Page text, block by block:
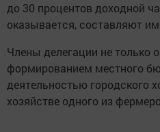
до 30 процентов доходной
оказывается, составляют
Члены делегации не только
формированием местного
деятельностью городского
хозяйстве одного из